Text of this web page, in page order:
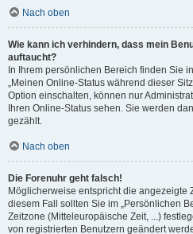
Nach oben
Wie kann ich verhindern, dass mein
auftaucht?
In Ihrem persönlichen Bereich finden Sie
„Meinen Online-Status während dieser
Option einschalten, können nur
Ihren Online-Status sehen. Sie werden
gezählt.
Nach oben
Die Forenuhr geht falsch!
Möglicherweise entspricht die angezeigte
diesem Fall sollten Sie im „Persönlichen
Zeitzone (Mitteleuropäische Zeit, ...)
von registrierten Benutzern geändert